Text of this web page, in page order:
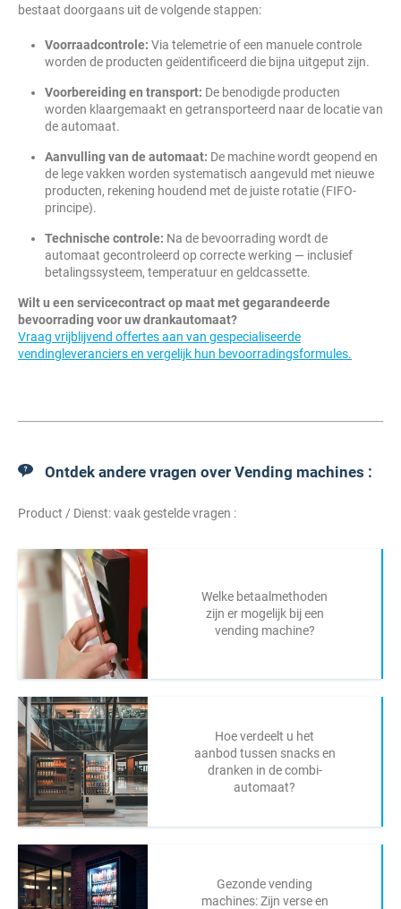
bestaat doorgaans uit de volgende stappen:
Voorraadcontrole: Via telemetrie of een manuele controle
worden de producten geïdentificeerd die bijna uitgeput zijn.
Voorbereiding en transport: De benodigde producten
worden klaargemaakt en getransporteerd naar de locatie van
de automaat.
Aanvulling van de automaat: De machine wordt geopend en
de lege vakken worden systematisch aangevuld met nieuwe
producten, rekening houdend met de juiste rotatie (FIFO-
principe).
Technische controle: Na de bevoorrading wordt de
automaat gecontroleerd op correcte werking — inclusief
betalingssysteem, temperatuur en geldcassette.
Wilt u een servicecontract op maat met gegarandeerde
bevoorrading voor uw drankautomaat?
Vraag vrijblijvend offertes aan van gespecialiseerde
vendingleveranciers en vergelijk hun bevoorradingsformules.
Ontdek andere vragen over Vending machines :
Product / Dienst: vaak gestelde vragen :
Welke betaalmethoden
zijn er mogelijk bij een
vending machine?
Hoe verdeelt u het
aanbod tussen snacks en
dranken in de combi-
automaat?
Gezonde vending
machines: Zijn verse en